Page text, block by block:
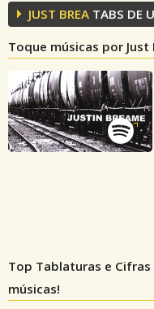
JUST BREA TABS DE
Toque músicas por Just
Top Tablaturas e
músicas!